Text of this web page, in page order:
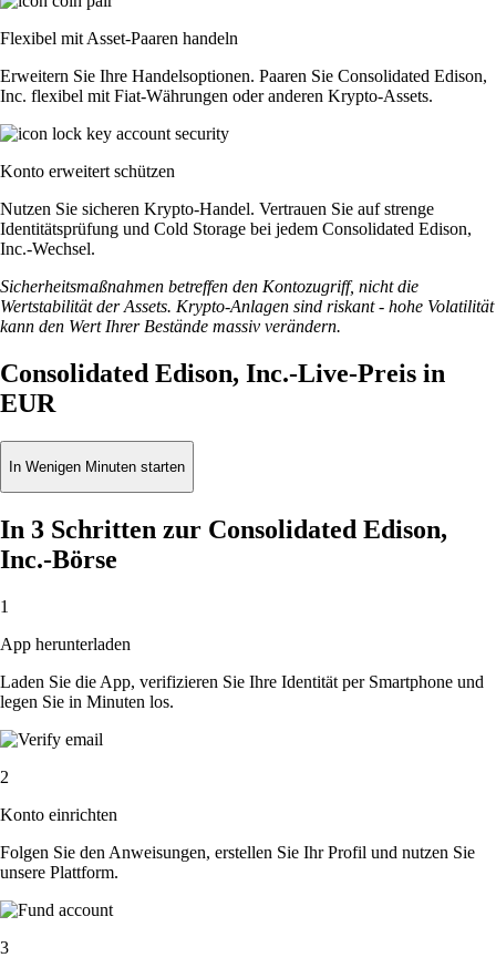
Flexibel mit Asset-Paaren handeln
Erweitern Sie Ihre Handelsoptionen. Paaren Sie Consolidated Edison,
Inc. flexibel mit Fiat-Währungen oder anderen Krypto-Assets.
Konto erweitert schützen
Nutzen Sie sicheren Krypto-Handel. Vertrauen Sie auf strenge
Identitätsprüfung und Cold Storage bei jedem Consolidated Edison,
Inc.-Wechsel.
Sicherheitsmaßnahmen betreffen den Kontozugriff, nicht die
Wertstabilität der Assets. Krypto-Anlagen sind riskant - hohe Volatilität
kann den Wert Ihrer Bestände massiv verändern.
Consolidated Edison, Inc.-Live-Preis in
EUR
In Wenigen Minuten starten
In 3 Schritten zur Consolidated Edison,
Inc.-Börse
1
App herunterladen
Laden Sie die App, verifizieren Sie Ihre Identität per Smartphone und
legen Sie in Minuten los.
2
Konto einrichten
Folgen Sie den Anweisungen, erstellen Sie Ihr Profil und nutzen Sie
unsere Plattform.
3